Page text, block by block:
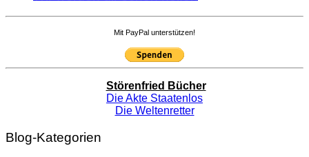
Mit PayPal unterstützen!
Störenfried Bücher
Die Akte Staatenlos
Die Weltenretter
Blog-Kategorien